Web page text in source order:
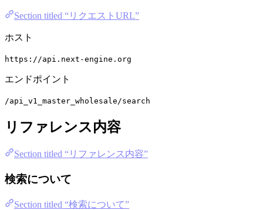
Section titled “リクエストURL”
ホスト
https://api.next-engine.org
エンドポイント
/api_v1_master_wholesale/search
リファレンス内容
Section titled “リファレンス内容”
検索について
Section titled “検索について”